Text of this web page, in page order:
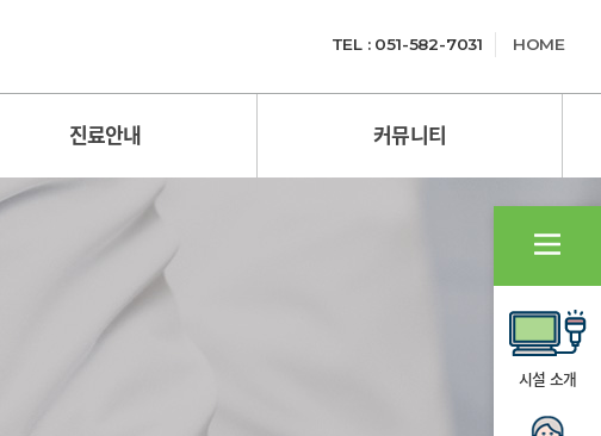
시설 소개
TEL : 051-582-7031 HOME
진료안내 커뮤니티